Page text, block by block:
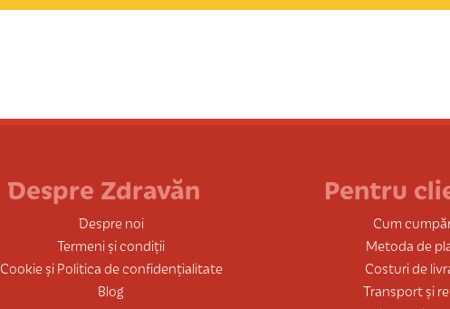
Despre Zdravăn
Despre noi
Termeni și condiții
Cookie și Politica de confidențialitate
Blog
Pentru
Cum
Metoda de
Costuri de
Transport și